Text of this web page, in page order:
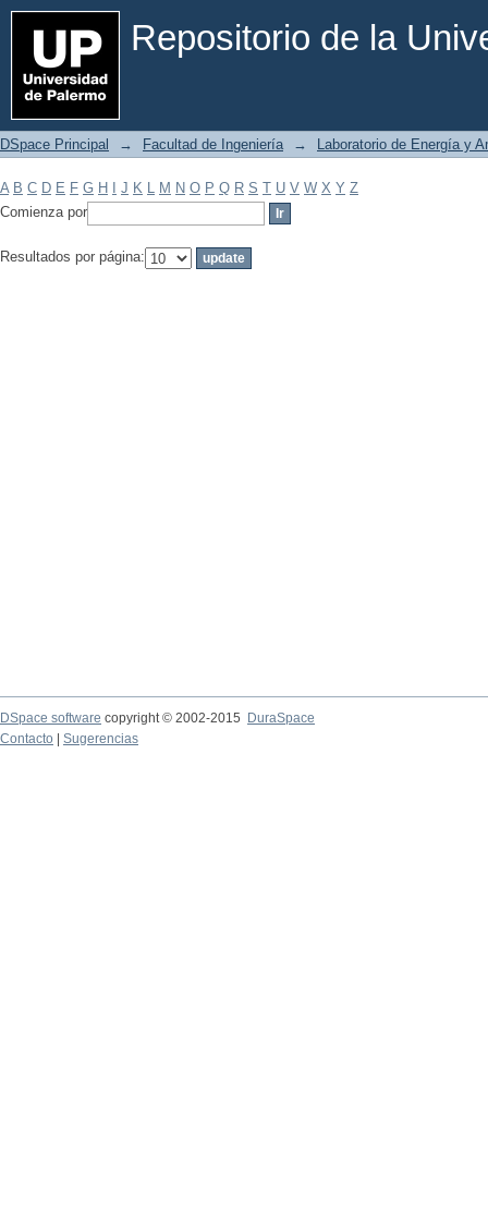
Repositorio de la
Filtrar por: Materia
DSpace Principal → Facultad de Ingeniería → Laboratorio de Energía y
A B C D E F G H J K L M N O P Q R S T U V W X Y Z
Comienza por
Resultados por página:
DSpace software copyright © 2002-2015
DuraSpace
Contacto
Sugerencias